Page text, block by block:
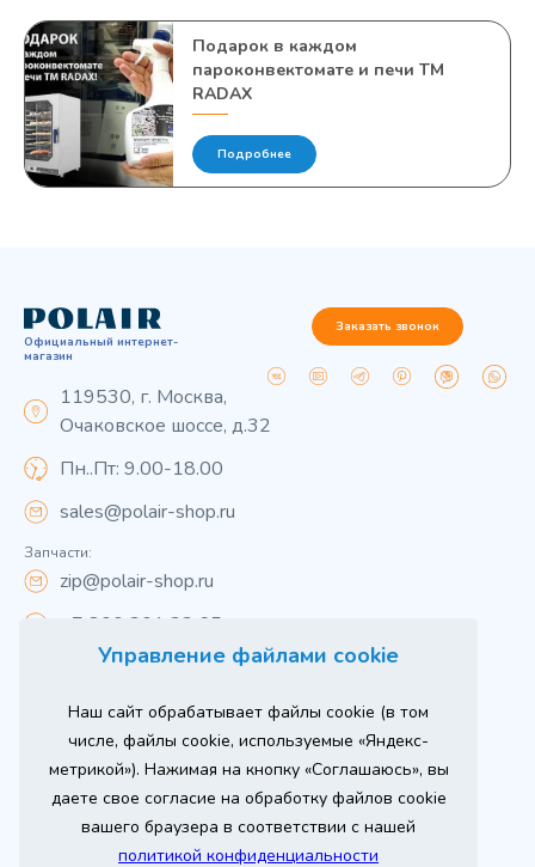
Управление файлами cookie
Наш сайт обрабатывает файлы cookie (в том
числе, файлы cookie, используемые «Яндекс-
метрикой»). Нажимая на кнопку «Соглашаюсь», вы
даете свое согласие на обработку файлов cookie
вашего браузера в соответствии с нашей
политикой конфиденциальности
Подарок в каждом
пароконвектомате и печи TM
RADAX
Подробнее
Официальный интернет-
магазин
119530, г. Москва,
Очаковское шоссе, д.32
Пн..Пт: 9.00-18.00
sales@polair-shop.ru
Запчасти:
zip@polair-shop.ru
+7 800 301 33 65
Заказать звонок
Вся информация на сайте о товарах носит
справочный характер и не является публичной
офертой в соответствии с пунктом 2 статьи 437 ГК РФ.
Для получения подробной информации о наличии и
стоимости указанных товаров и (или) услуг,
пожалуйста, обращайтесь к менеджеру сайта по
телефону
При использовании материалов сайта ссылка